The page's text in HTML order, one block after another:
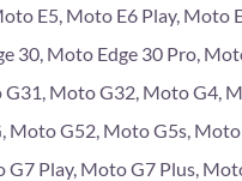
E5, Moto E6 Play, Moto
30, Moto Edge 30 Pro,
Moto G32, Moto G4,
G52, Moto G5s,
Play, Moto G7 Plus,